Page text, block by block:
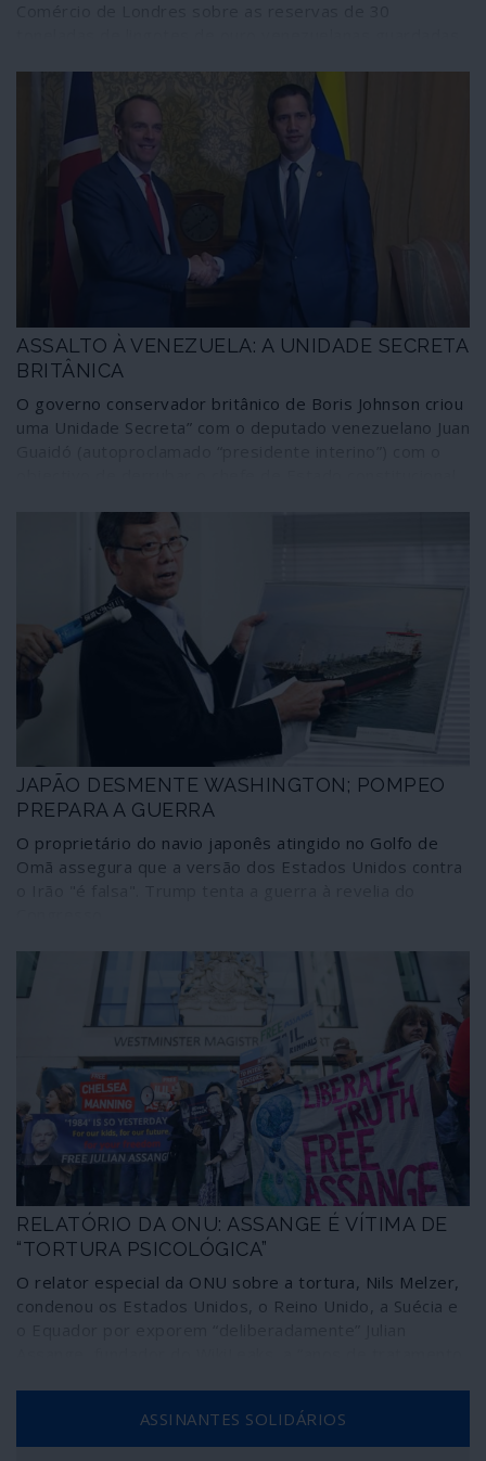
Surpreendentemente, a uma velocidade que ninguém
imaginaria, o tribunal presidido pelo juiz Nigel Teare
decidiu reconhecer unicamente Juan Guaidó como
presidente legítimo da Venezuela. Um acto de moderna
ASSALTO À VENEZUELA: A UNIDADE SECRETA
BRITÂNICA
O governo conservador britânico de Boris Johnson criou
uma Unidade Secreta” com o deputado venezuelano Juan
riquezas do país, revela uma investigação do portal The
JAPÃO DESMENTE WASHINGTON; POMPEO
PREPARA A GUERRA
O proprietário do navio japonês atingido no Golfo de
Omã assegura que a versão dos Estados Unidos contra
RELATÓRIO DA ONU: ASSANGE É VÍTIMA DE
“TORTURA PSICOLÓGICA”
O relator especial da ONU sobre a tortura, Nils Melzer,
condenou os Estados Unidos, o Reino Unido, a Suécia e
ASSINANTES SOLIDÁRIOS